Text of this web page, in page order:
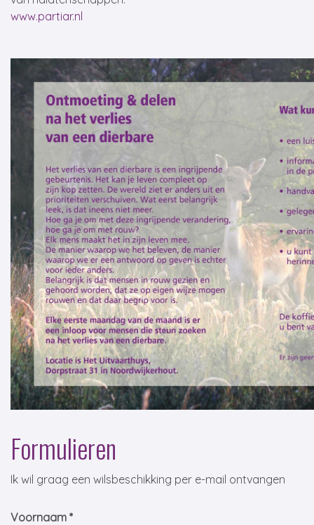
www.partiar.nl
Formulieren
Ik wil graag een wilsbeschikking per e-mail ontvangen
Voornaam *